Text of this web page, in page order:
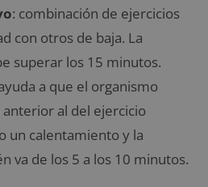
: combinación de ejercicios
con otros de baja. La
superar los 15 minutos.
a que el organismo
anterior al del ejercicio
un calentamiento y la
va de los 5 a los 10 minutos.